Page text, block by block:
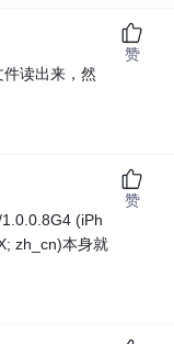
读出来，然
赞
(iPh
zh_cn)本身就
赞